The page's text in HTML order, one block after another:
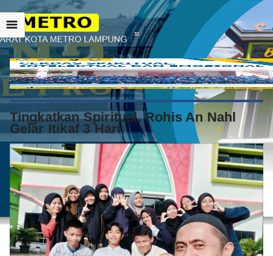
☰
Tingkatkan Spiritual, Rohis An Nahl
Gelar Itikaf 3 Hari.